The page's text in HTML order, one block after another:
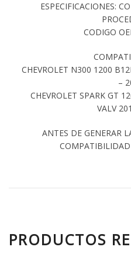
ESPECIFICACIONES:
CODIGO
CHEVROLET N300 1200
–
CHEVROLET SPARK GT
VALV
ANTES DE GENERAR
PRODUCTOS